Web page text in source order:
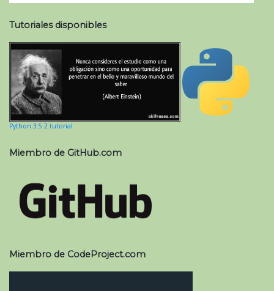
Tutoriales disponibles
Python 3.5.2 tutorial
Miembro de GitHub.com
Miembro de CodeProject.com